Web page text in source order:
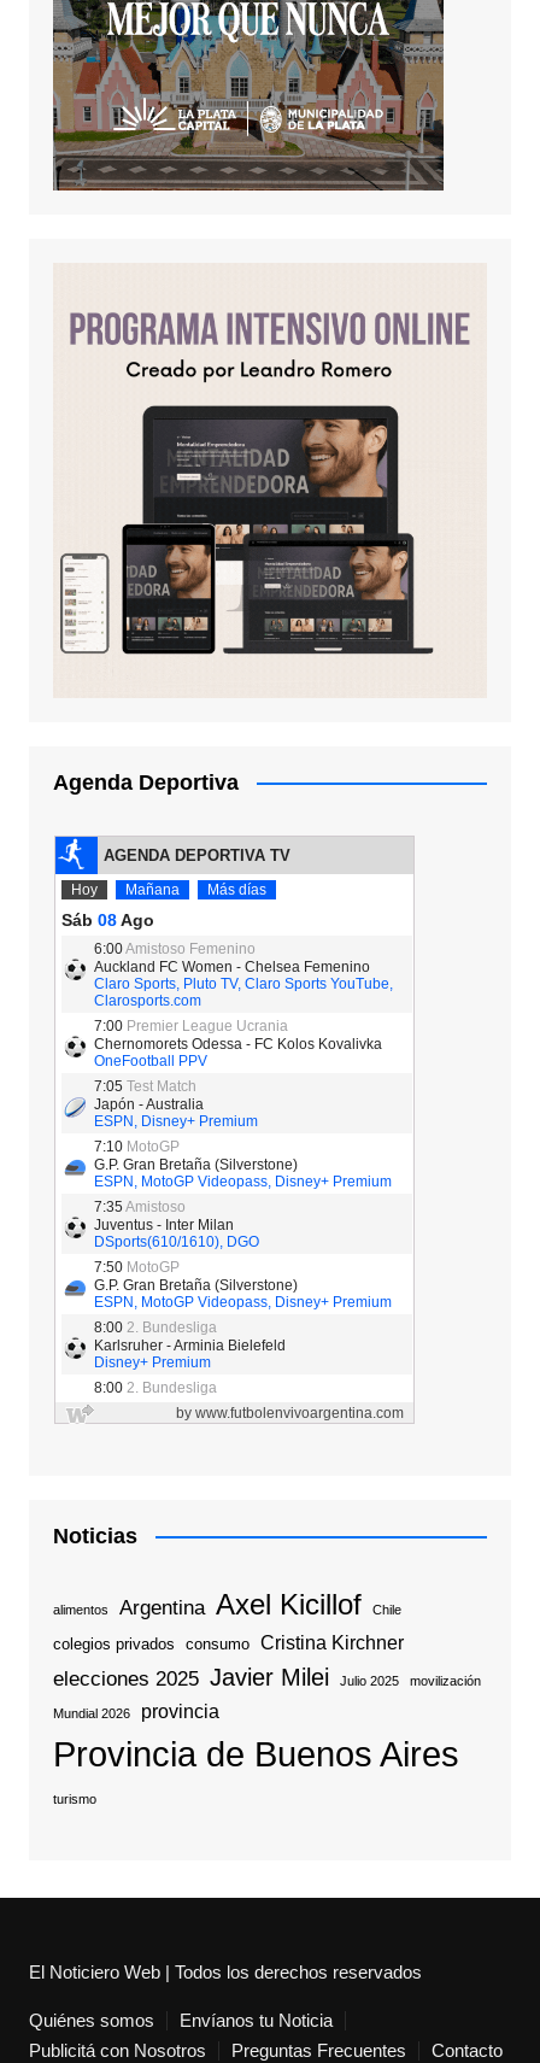
Agenda Deportiva
Noticias
alimentos Argentina Axel Kicillof Chile
colegios privados consumo Cristina Kirchner
elecciones 2025 Javier Milei Julio 2025 movilización
Mundial 2026 provincia
Provincia de Buenos Aires
turismo
El Noticiero Web | Todos los derechos reservados
Quiénes somos
Envíanos tu Noticia
Publicitá con Nosotros
Preguntas Frecuentes Contacto